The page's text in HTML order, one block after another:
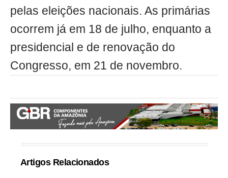
pelas eleições nacionais. As primárias
ocorrem já em 18 de julho, enquanto a
presidencial e de renovação do
Congresso, em 21 de novembro.
Artigos Relacionados